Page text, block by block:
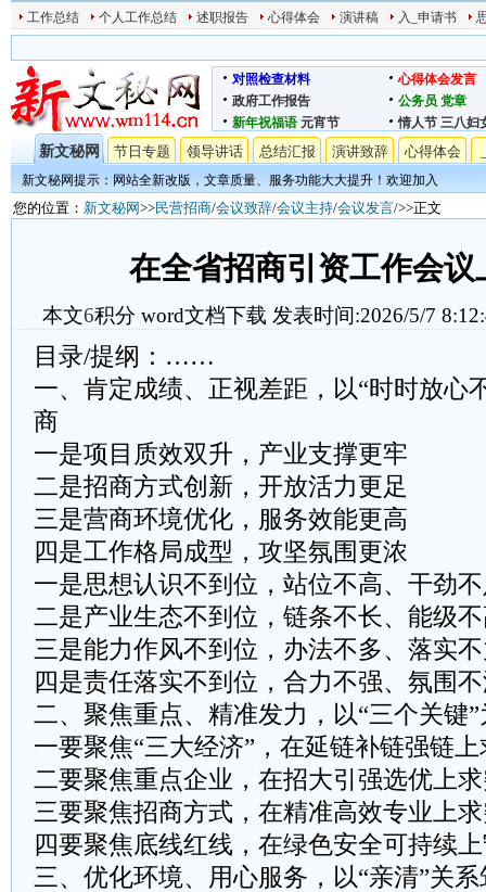
工作总结 个人工作总结 述职报告 心得体会 演讲稿 入_申请书
对照检查材料
心得体会发言
政府工作报告
公务员 党章
新年祝福语 元宵节 情人节 三八妇
新文秘网 节日专题 领导讲话 总结汇报 演讲致辞 心得体会
新文秘网提示：网站全新改版，文章质量、服务功能大大提升！欢迎加入
您的位置： 新文秘网>>民营招商/会议致辞/会议主持/会议发言/>>正文
在全省招商引资工作会议
本文6积分 word文档下载 发表时间:2026/5/7
目录/提纲：……
一、肯定成绩、正视差距，以“时时放心
商
一是项目质效双升，产业支撑更牢
二是招商方式创新，开放活力更足
三是营商环境优化，服务效能更高
四是工作格局成型，攻坚氛围更浓
一是思想认识不到位，站位不高、干劲
二是产业生态不到位，链条不长、能级
三是能力作风不到位，办法不多、落实
四是责任落实不到位，合力不强、氛围
二、聚焦重点、精准发力，以“三个关键
一要聚焦“三大经济”，在延链补链强链
二要聚焦重点企业，在招大引强选优上
三要聚焦招商方式，在精准高效专业上
四要聚焦底线红线，在绿色安全可持续
三、优化环境、用心服务，以“亲清”关